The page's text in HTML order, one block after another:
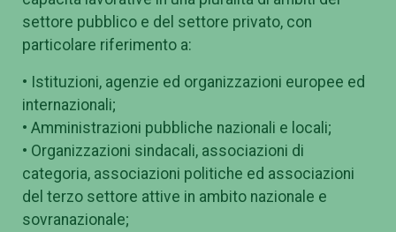
settore pubblico e del settore privato, con
particolare riferimento a:
• Istituzioni, agenzie ed organizzazioni europee ed
internazionali;
• Amministrazioni pubbliche nazionali e locali;
• Organizzazioni sindacali, associazioni di
categoria, associazioni politiche ed associazioni
del terzo settore attive in ambito nazionale e
sovranazionale;